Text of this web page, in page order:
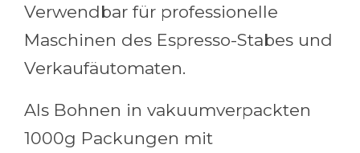
Verwendbar für professionelle
Maschinen des Espresso-Stabes und
Verkaufäutomaten.
Als Bohnen in vakuumverpackten
1000g Packungen mit